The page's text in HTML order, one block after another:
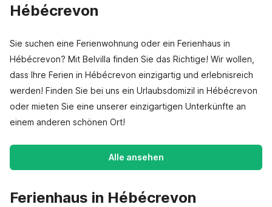
Hébécrevon
Sie suchen eine Ferienwohnung oder ein Ferienhaus in
Hébécrevon? Mit Belvilla finden Sie das Richtige! Wir wollen,
dass Ihre Ferien in Hébécrevon einzigartig und erlebnisreich
werden! Finden Sie bei uns ein Urlaubsdomizil in Hébécrevon
oder mieten Sie eine unserer einzigartigen Unterkünfte an
einem anderen schönen Ort!
Alle ansehen
Ferienhaus in Hébécrevon